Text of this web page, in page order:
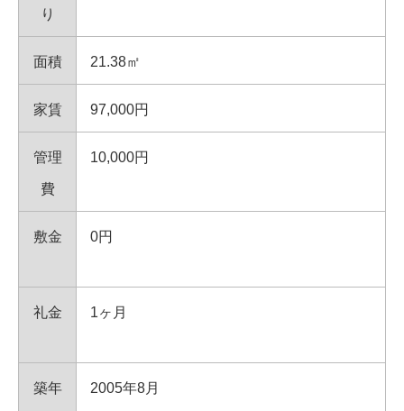
り
面積 21.38㎡
家賃 97,000円
管理
費
10,000円
敷金 0円
礼金 1ヶ月
築年 2005年8月